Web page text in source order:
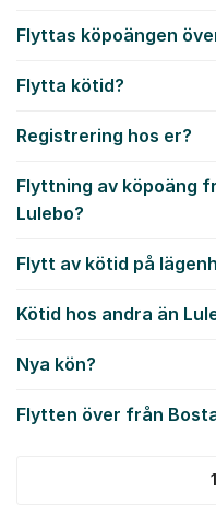
Flyttas köpoängen
Flytta kötid?
Registrering hos er?
Flyttning av köpoäng
Lulebo?
Flytt av kötid på
Kötid hos andra än
Nya kön?
Flytten över från
1